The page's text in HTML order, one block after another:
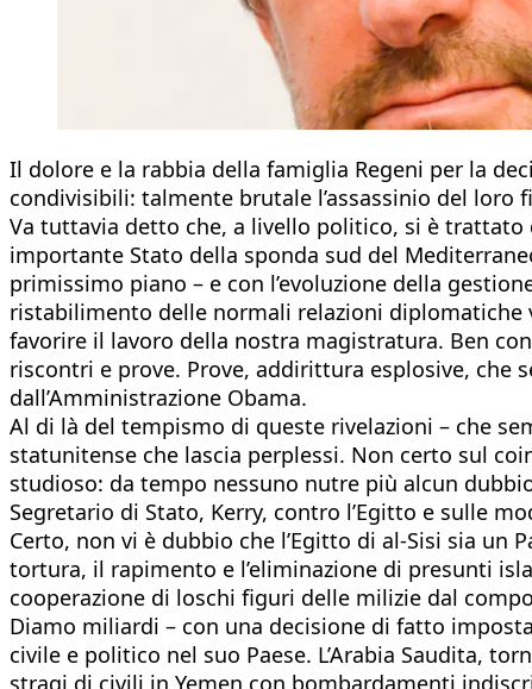
Il dolore e la rabbia della famiglia Regeni per la
condivisibili: talmente brutale l’assassinio del
Va tuttavia detto che, a livello politico, si è
importante Stato della sponda sud del
primissimo piano – e con l’evoluzione della
ristabilimento delle normali relazioni diplomatiche
favorire il lavoro della nostra magistratura. Ben
riscontri e prove. Prove, addirittura esplosive,
dall’Amministrazione Obama.
Al di là del tempismo di queste rivelazioni – che
statunitense che lascia perplessi. Non certo sul
studioso: da tempo nessuno nutre più alcun
Segretario di Stato, Kerry, contro l’Egitto e sulle
Certo, non vi è dubbio che l’Egitto di al-Sisi sia un
tortura, il rapimento e l’eliminazione di presunti
cooperazione di loschi figuri delle milizie dal
Diamo miliardi – con una decisione di fatto
civile e politico nel suo Paese. L’Arabia Saudita,
stragi di civili in Yemen con bombardamenti